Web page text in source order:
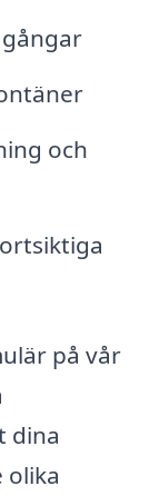
och
på vår
dina
olika